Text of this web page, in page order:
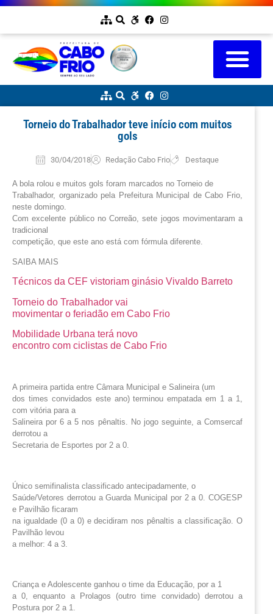
Torneio do Trabalhador teve início com muitos
gols
30/04/2018 Redação Cabo Frio Destaque
A bola rolou e muitos gols foram marcados no Torneio de
Trabalhador, organizado pela Prefeitura Municipal de Cabo Frio,
neste domingo.
Com excelente público no Correão, sete jogos movimentaram a
tradicional
competição, que este ano está com fórmula diferente.
SAIBA MAIS
Técnicos da CEF vistoriam ginásio Vivaldo Barreto
Torneio do Trabalhador vai
movimentar o feriadão em Cabo Frio
Mobilidade Urbana terá novo
encontro com ciclistas de Cabo Frio
A primeira partida entre Câmara Municipal e Salineira (um
dos times convidados este ano) terminou empatada em 1 a 1,
com vitória para a
Salineira por 6 a 5 nos pênaltis. No jogo seguinte, a Comsercaf
derrotou a
Secretaria de Esportes por 2 a 0.
Único semifinalista classificado antecipadamente, o
Saúde/Vetores derrotou a Guarda Municipal por 2 a 0. COGESP
e Pavilhão ficaram
na igualdade (0 a 0) e decidiram nos pênaltis a classificação. O
Pavilhão levou
a melhor: 4 a 3.
Criança e Adolescente ganhou o time da Educação, por a 1
a 0, enquanto a Prolagos (outro time convidado) derrotou a
Postura por 2 a 1.